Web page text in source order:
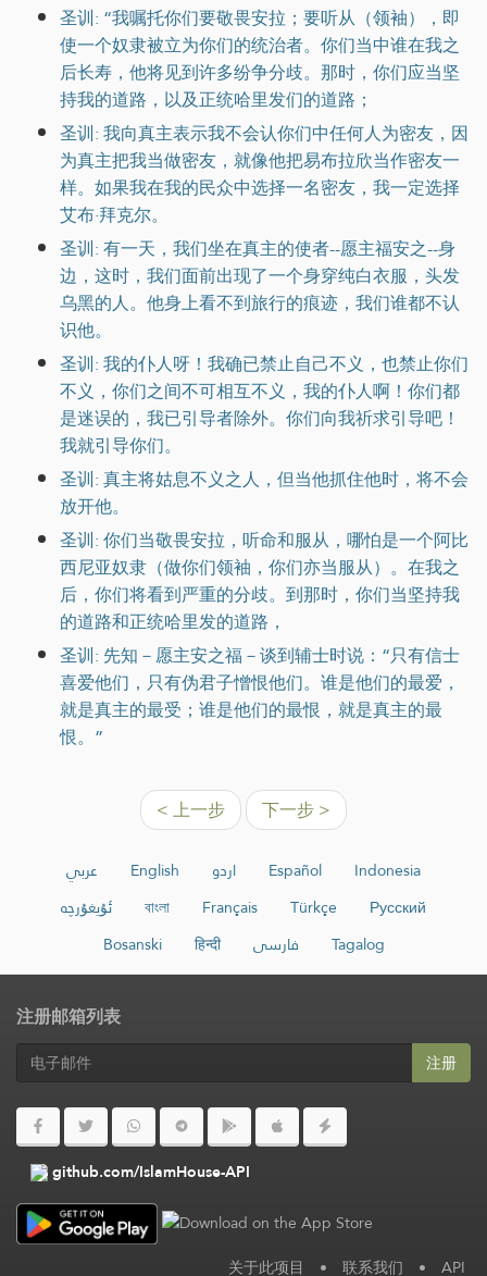
圣训: “我嘱托你们要敬畏安拉；要听从（领袖），即
使一个奴隶被立为你们的统治者。你们当中谁在我之
后长寿，他将见到许多纷争分歧。那时，你们应当坚
持我的道路，以及正统哈里发们的道路；
圣训: 我向真主表示我不会认你们中任何人为密友，因
为真主把我当做密友，就像他把易布拉欣当作密友一
样。如果我在我的民众中选择一名密友，我一定选择
艾布·拜克尔。
圣训: 有一天，我们坐在真主的使者--愿主福安之--身
边，这时，我们面前出现了一个身穿纯白衣服，头发
乌黑的人。他身上看不到旅行的痕迹，我们谁都不认
识他。
圣训: 我的仆人呀！我确已禁止自己不义，也禁止你们
不义，你们之间不可相互不义，我的仆人啊！你们都
是迷误的，我已引导者除外。你们向我祈求引导吧！
我就引导你们。
圣训: 真主将姑息不义之人，但当他抓住他时，将不会
放开他。
圣训: 你们当敬畏安拉，听命和服从，哪怕是一个阿比
西尼亚奴隶（做你们领袖，你们亦当服从）。在我之
后，你们将看到严重的分歧。到那时，你们当坚持我
的道路和正统哈里发的道路，
圣训: 先知－愿主安之福－谈到辅士时说：“只有信士
喜爱他们，只有伪君子憎恨他们。谁是他们的最爱，
就是真主的最受；谁是他们的最恨，就是真主的最
恨。”
< 上一步 下一步 >
عربي English اردو Español
Indonesia
ئۇيغۇرچە
বাংলা Français Türkçe
Русский
Bosanski
हिन्दी فارسی Tagalog
注册邮箱列表
注册
github.com/IslamHouse-API
关于此项目 • 联系我们 • API